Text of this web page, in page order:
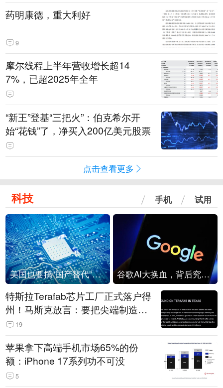
药明康德，重大利好
9
摩尔线程上半年营收增长超14
7%，已超2025年全年
“新王”登基“三把火”：伯克希尔开
始“花钱”了，净买入200亿美元股票
点击查看更多
科技 手机 试用
美国也要搞“国产替代”？先算清三笔账 谷歌AI大换血，背后究竟发生了什么？
特斯拉Terafab芯片工厂正式落户得
州！马斯克放言：要把尖端制造带
回美国
19
苹果拿下高端手机市场65%的份
额：iPhone 17系列功不可没
5